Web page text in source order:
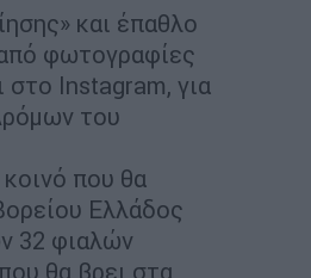
και έπαθλο
φωτογραφίες
Instagram, για
του
που θα
Ελλάδος
32 φιαλών
θα βρει στα